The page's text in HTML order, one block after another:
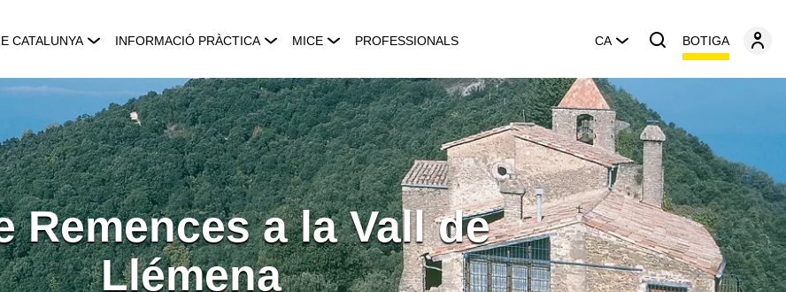
CATALUNYA INFORMACIÓ PRÀCTICA MICE PROFESSIONALS CA BOTIGA
Remences a la Vall de
Llémena